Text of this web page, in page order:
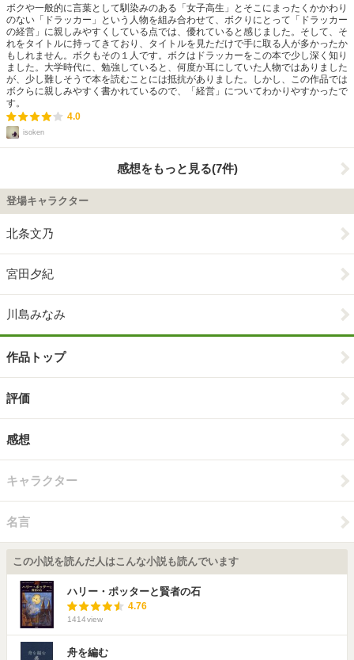
ボクや一般的に言葉として馴染みのある「女子高生」とそこにまったくかかわり
のない「ドラッカー」という人物を組み合わせて、ボクりにとって「ドラッカー
の経営」に親しみやすくしている点では、優れていると感じました。そして、そ
れをタイトルに持ってきており、タイトルを見ただけで手に取る人が多かったか
もしれません。ボクもその１人です。ボクはドラッカーをこの本で少し深く知り
ました。大学時代に、勉強していると、何度か耳にしていた人物ではありました
が、少し難しそうで本を読むことには抵抗がありました。しかし、この作品では
ボクらに親しみやすく書かれているので、「経営」についてわかりやすかったで
す。
4.0
isoken
感想をもっと見る(7件)
登場キャラクター
北条文乃
宮田夕紀
川島みなみ
作品トップ
評価
感想
キャラクター
名言
この小説を読んだ人はこんな小説も読んでいます
ハリー・ポッターと賢者の石
4.76
1414view
舟を編む